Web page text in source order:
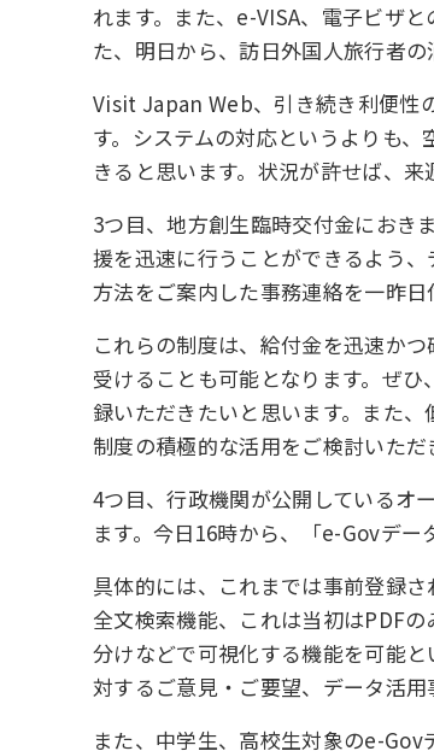
れます。また、e-VISA、電子ビザ
た、明日から、訪日外国人旅行者
Visit Japan Web、引き続き利便性
す。システムの対応というよりも
きると思います。状況が許せば、
3つ目、地方創生臨時交付金におき
援を迅速に行うことができるよう
方法をご案内した事務連絡を一昨日
これらの制度は、給付金を迅速か
受けることも可能となります。ぜ
録いただきたいと思います。また
制度の積極的な活用をご検討いただ
4つ目、行政機関が公開しているオ
ます。今日16時から、「e-Govデー
具体的には、これまでは事前登録
全文検索機能、これは当初はPDF
分けなどで可視化する機能を可能
対するご意見・ご要望、データ活
また、中学生、高校生対象のe-